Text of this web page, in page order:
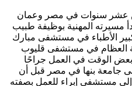
عن عشر سنوات في مصر وعمان
مسيرته المهنية بوظيفة طبيب
الأطباء في مستشفى مبارك
العظام في مستشفى قليوب
الوقت في العمل جراحًا
جامعة بنها في مصر قبل أن
مستشفى إبراء للعمل بصفته